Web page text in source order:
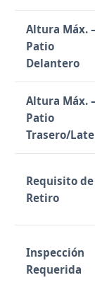
Altura Máx.
Patio
Delantero
Altura Máx.
Patio
Trasero/
Requisito de
Retiro
Inspección
Requerida